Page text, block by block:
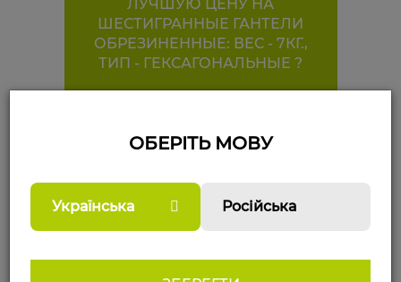
ЛУЧШУЮ ЦЕНУ НА
ШЕСТИГРАННЫЕ ГАНТЕЛИ
ОБРЕЗИНЕННЫЕ: ВЕС - 7КГ.,
ТИП - ГЕКСАГОНАЛЬНЫЕ ?
ПРЕДЛОЖИТЬ ТОВАРЫ ИЗ
КАТЕГОРИИ ШЕСТИГРАННЫЕ
ВЕС - 7КГ., ТИП -
ГЕКСАГОНАЛЬНЫЕ?
✅ ПОЧЕМУ НУЖНО КУПИТЬ
ОБЕРІТЬ МОВУ
Українська Російська